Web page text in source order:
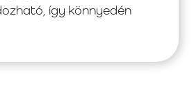
így könnyedén